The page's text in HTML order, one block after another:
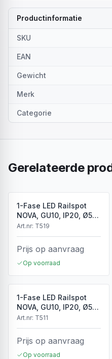
Productinformatie
SKU
EAN
Gewicht
Merk
Categorie
Gerelateerde
1-Fase LED Railspot
NOVA, GU10, IP20, Ø56
x 85 mm, Antiek Brons
Art.nr: T519
Prijs op aanvraag
Op voorraad
1-Fase LED Railspot
NOVA, GU10, IP20, Ø56
x 85 mm, Wit
Art.nr: T511
Prijs op aanvraag
Op voorraad